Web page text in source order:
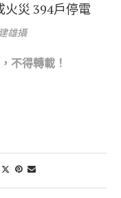
雄攝
不得轉載！